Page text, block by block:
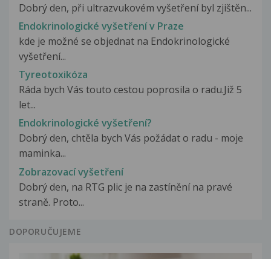
Dobrý den, při ultrazvukovém vyšetření byl zjištěn...
Endokrinologické vyšetření v Praze
kde je možné se objednat na Endokrinologické
vyšetření...
Tyreotoxikóza
Ráda bych Vás touto cestou poprosila o radu.Již 5
let...
Endokrinologické vyšetření?
Dobrý den, chtěla bych Vás požádat o radu - moje
maminka...
Zobrazovací vyšetření
Dobrý den, na RTG plic je na zastínění na pravé
straně. Proto...
DOPORUČUJEME